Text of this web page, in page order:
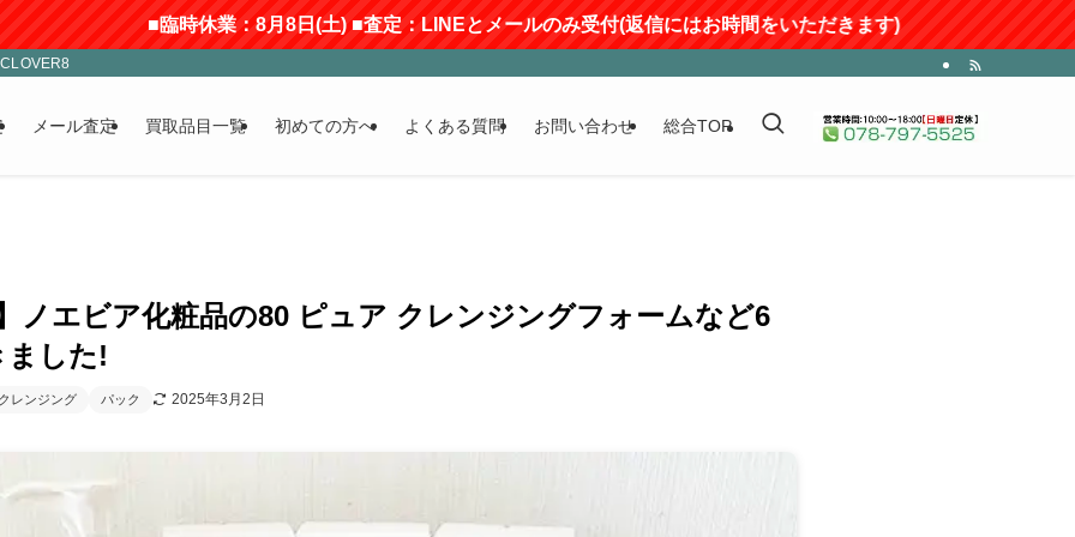
■臨時休業：8月8日(土) ■査定：LINEとメールのみ受付(返信にはお時間をいただきます)
メール査定 買取品目一覧 初めての方へ よくある質問 お問い合わせ 総合TOP
ノエビア化粧品の80 ピュア クレンジングフォームなど6
ました!
レンジング パック 2025年3月2日